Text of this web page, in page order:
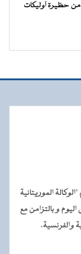
من حظيرة آوليكات
للأنباء في فاتح يوليو 1975 باسم "الوكالة الموريتانية
و بالتزامن مع
والفرنسية.